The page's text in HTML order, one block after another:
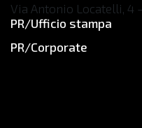
Via Antonio Locatelli, 4
PR/Ufficio stampa
PR/Corporate